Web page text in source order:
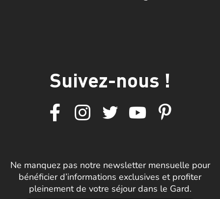
Suivez-nous !
Ne manquez pas notre newsletter mensuelle pour
bénéficier d’informations exclusives et profiter
pleinement de votre séjour dans le Gard.